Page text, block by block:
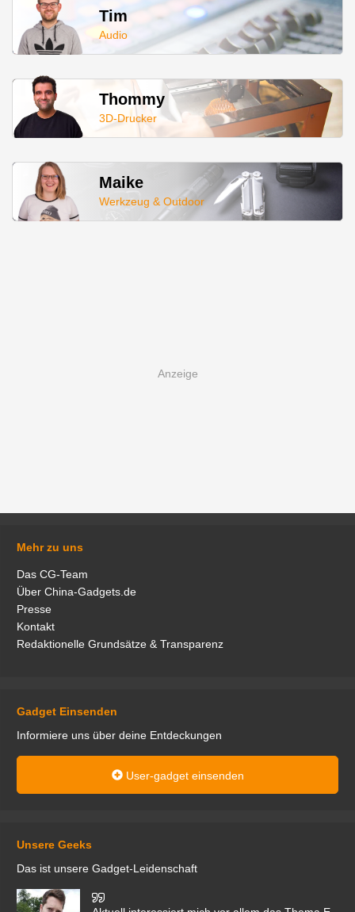
Tim
Audio
Thommy
3D-Drucker
Maike
Werkzeug & Outdoor
Mehr zu uns
Das CG-Team
Über China-Gadgets.de
Presse
Kontakt
Redaktionelle Grundsätze & Transparenz
Gadget Einsenden
Informiere uns über deine Entdeckungen
User-gadget einsenden
Unsere Geeks
Das ist unsere Gadget-Leidenschaft